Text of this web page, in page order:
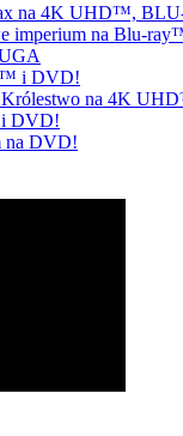
na 4K UHD™,
imperium na Blu-
i DVD!
Królestwo na 4K
DVD!
na DVD!